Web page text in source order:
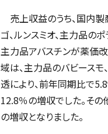
売上収益のうち、国内製
ゴ、ルンスミオ、主力品の
主力品アバスチンが薬価
域は、主力品のバビースモ
透により、前年同期比で
12.8％の増収でした。そ
の増収となりました。